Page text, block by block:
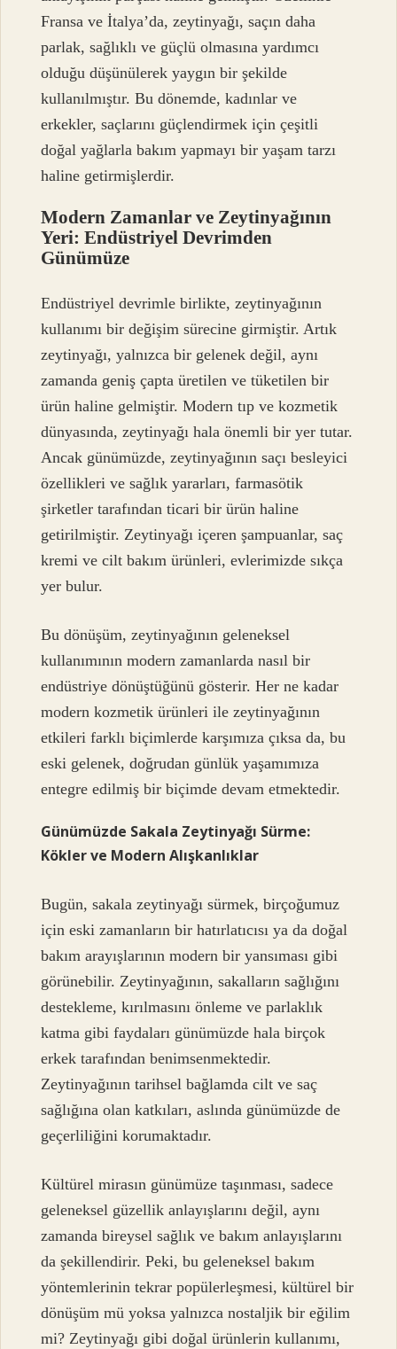
Fransa ve İtalya’da, zeytinyağı, saçın daha
parlak, sağlıklı ve güçlü olmasına yardımcı
olduğu düşünülerek yaygın bir şekilde
kullanılmıştır. Bu dönemde, kadınlar ve
erkekler, saçlarını güçlendirmek için çeşitli
doğal yağlarla bakım yapmayı bir yaşam tarzı
haline getirmişlerdir.
Modern Zamanlar ve Zeytinyağının
Yeri: Endüstriyel Devrimden
Günümüze
Endüstriyel devrimle birlikte, zeytinyağının
kullanımı bir değişim sürecine girmiştir. Artık
zeytinyağı, yalnızca bir gelenek değil, aynı
zamanda geniş çapta üretilen ve tüketilen bir
ürün haline gelmiştir. Modern tıp ve kozmetik
dünyasında, zeytinyağı hala önemli bir yer tutar.
Ancak günümüzde, zeytinyağının saçı besleyici
özellikleri ve sağlık yararları, farmasötik
şirketler tarafından ticari bir ürün haline
getirilmiştir. Zeytinyağı içeren şampuanlar, saç
kremi ve cilt bakım ürünleri, evlerimizde sıkça
yer bulur.
Bu dönüşüm, zeytinyağının geleneksel
kullanımının modern zamanlarda nasıl bir
endüstriye dönüştüğünü gösterir. Her ne kadar
modern kozmetik ürünleri ile zeytinyağının
etkileri farklı biçimlerde karşımıza çıksa da, bu
eski gelenek, doğrudan günlük yaşamımıza
entegre edilmiş bir biçimde devam etmektedir.
Günümüzde Sakala Zeytinyağı Sürme:
Kökler ve Modern Alışkanlıklar
Bugün, sakala zeytinyağı sürmek, birçoğumuz
için eski zamanların bir hatırlatıcısı ya da doğal
bakım arayışlarının modern bir yansıması gibi
görünebilir. Zeytinyağının, sakalların sağlığını
destekleme, kırılmasını önleme ve parlaklık
katma gibi faydaları günümüzde hala birçok
erkek tarafından benimsenmektedir.
Zeytinyağının tarihsel bağlamda cilt ve saç
sağlığına olan katkıları, aslında günümüzde de
geçerliliğini korumaktadır.
Kültürel mirasın günümüze taşınması, sadece
geleneksel güzellik anlayışlarını değil, aynı
zamanda bireysel sağlık ve bakım anlayışlarını
da şekillendirir. Peki, bu geleneksel bakım
yöntemlerinin tekrar popülerleşmesi, kültürel bir
dönüşüm mü yoksa yalnızca nostaljik bir eğilim
mi? Zeytinyağı gibi doğal ürünlerin kullanımı,